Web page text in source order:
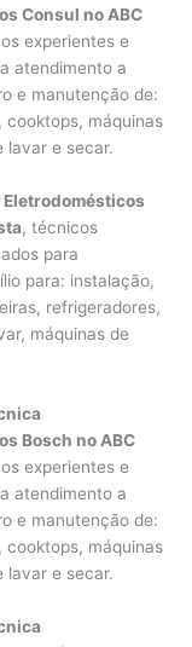
Consul no ABC
experientes e
atendimento a
e manutenção de:
cooktops, máquinas
lavar e secar.
, técnicos
para
para: instalação,
refrigeradores,
máquinas de
Bosch no ABC
experientes e
atendimento a
e manutenção de:
cooktops, máquinas
lavar e secar.